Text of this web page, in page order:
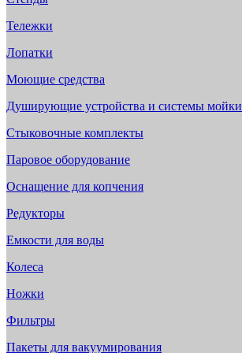
Тележки
Лопатки
Моющие средства
Душирующие устройства и системы мойки
Стыковочные комплекты
Паровое оборудование
Оснащение для копчения
Редукторы
Емкости для воды
Колеса
Ножки
Фильтры
Пакеты для вакуумирования